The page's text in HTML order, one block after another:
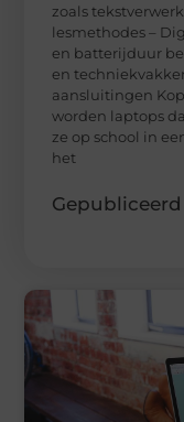
zoals
lesmethodes –
en batterijduur
en
aansluitingen
worden laptops
ze op school in
het